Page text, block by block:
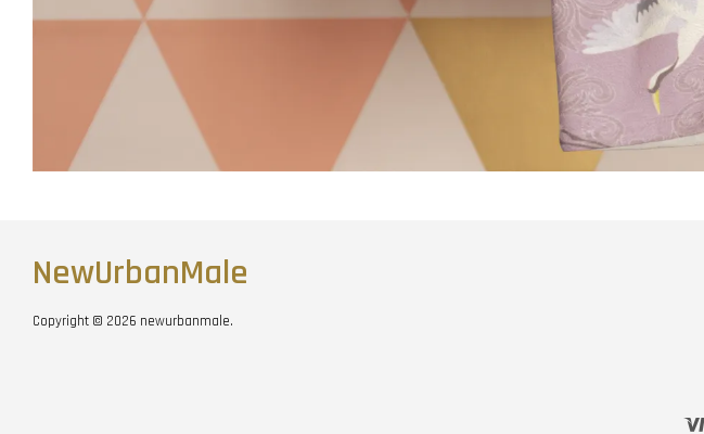
NewUrbanMale
Copyright © 2026 newurbanmale.